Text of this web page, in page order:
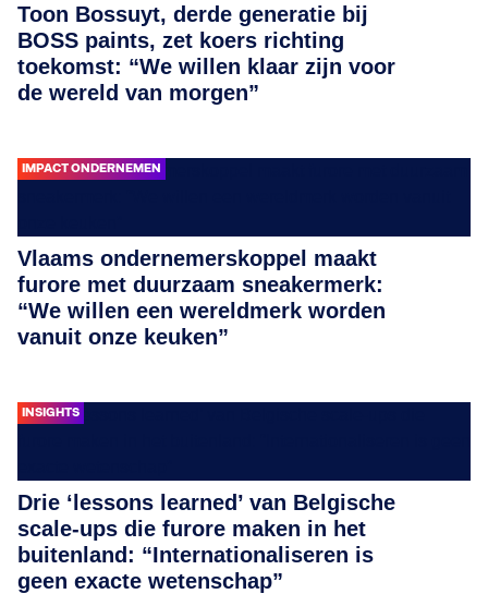
Toon Bossuyt, derde generatie bij
BOSS paints, zet koers richting
toekomst: “We willen klaar zijn voor
de wereld van morgen”
IMPACT ONDERNEMEN
Vlaams ondernemerskoppel maakt
furore met duurzaam sneakermerk:
“We willen een wereldmerk worden
vanuit onze keuken”
INSIGHTS
Drie ‘lessons learned’ van Belgische
scale-ups die furore maken in het
buitenland: “Internationaliseren is
geen exacte wetenschap”